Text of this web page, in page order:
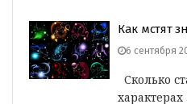
Как мстят
6 сентября
Сколько